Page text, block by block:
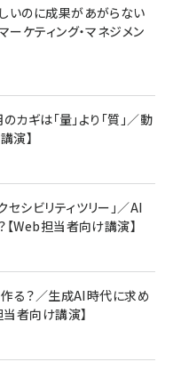
07/08号 No.2502[2026
億貯めた株式投資
ルールのデザイン
もっと見る
(6.3インチ) 対応
クティブノイズキャンセリ
いケーブル 240W 結束バン
リコン素材採用 iPhone
iPad Pro MacBook
ミッドナイトブラック)
USB-C & USB-C
ミッドナイトブラック)
ベル 350ml 缶 24本 ビー
〆切! 黒ラベルビヤセラー
いのに成果があがらない
ケティング・マネジメン
ギは「量」より「質」／動
演】
シビリティツリー」／AI
Web担当者向け講演】
る？／生成AI時代に求め
者向け講演】